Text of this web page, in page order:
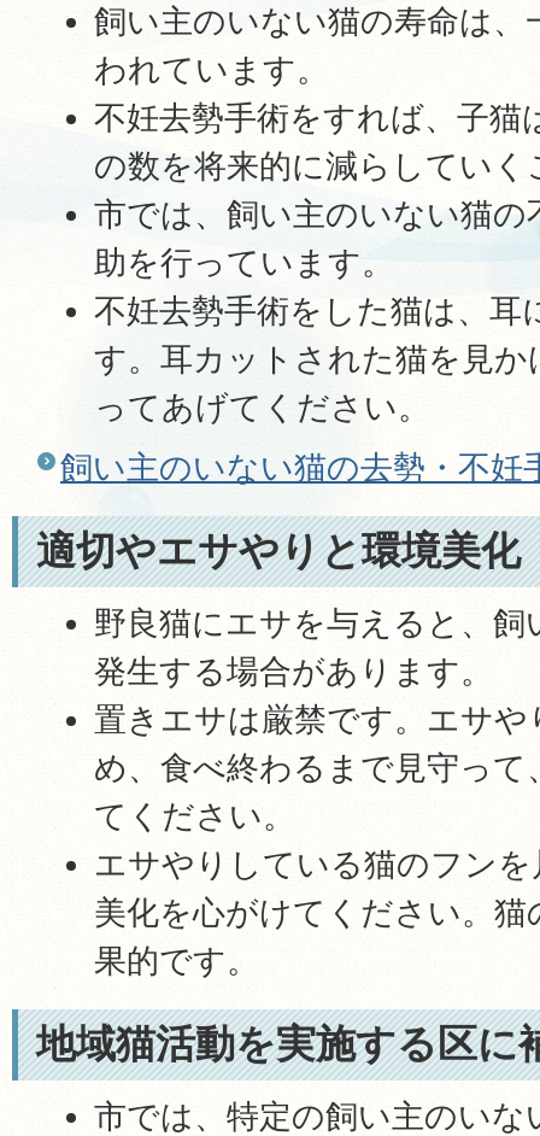
飼い主のいない猫の寿命は、
われています。
不妊去勢手術をすれば、子猫
の数を将来的に減らしてい
市では、飼い主のいない猫の
助を行っています。
不妊去勢手術をした猫は、耳
す。耳カットされた猫を見
ってあげてください。
飼い主のいない猫の去勢・不妊
適切やエサやりと環境美化
野良猫にエサを与えると、
発生する場合があります。
置きエサは厳禁です。エサ
め、食べ終わるまで見守って
てください。
エサやりしている猫のフン
美化を心がけてください。
果的です。
地域猫活動を実施する区に
市では、特定の飼い主のいな